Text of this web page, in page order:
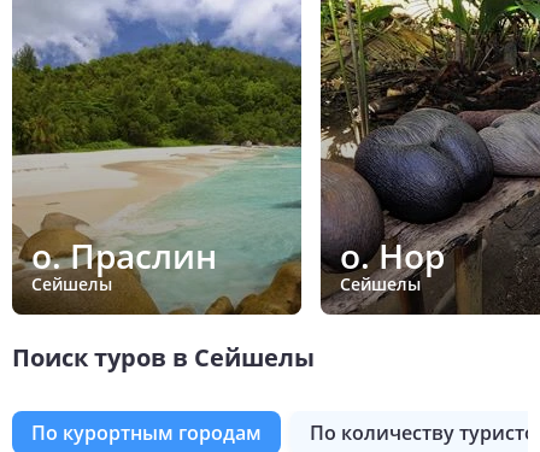
о. Праслин
Сейшелы
о. Нор
Сейшелы
Поиск туров в Сейшелы
по курортным городам по количеству